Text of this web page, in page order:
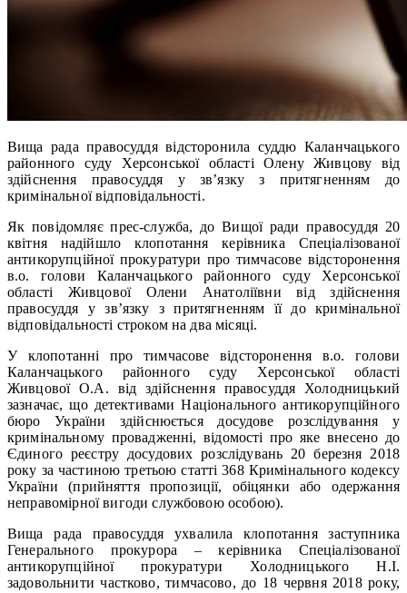
Вища рада правосуддя відсторонила суддю Каланчацького
районного суду Херсонської області Олену Живцову від
здійснення правосуддя у зв’язку з притягненням до
кримінальної відповідальності.
Як повідомляє прес-служба, до Вищої ради правосуддя 20
квітня надійшло клопотання керівника Спеціалізованої
антикорупційної прокуратури про тимчасове відсторонення
в.о. голови Каланчацького районного суду Херсонської
області Живцової Олени Анатоліївни від здійснення
правосуддя у зв’язку з притягненням її до кримінальної
відповідальності строком на два місяці.
У клопотанні про тимчасове відсторонення в.о. голови
Каланчацького районного суду Херсонської області
Живцової О.А. від здійснення правосуддя Холодницький
зазначає, що детективами Національного антикорупційного
бюро України здійснюється досудове розслідування у
кримінальному провадженні, відомості про яке внесено до
Єдиного реєстру досудових розслідувань 20 березня 2018
року за частиною третьою статті 368 Кримінального кодексу
України (прийняття пропозиції, обіцянки або одержання
неправомірної вигоди службовою особою).
Вища рада правосуддя ухвалила клопотання заступника
Генерального прокурора – керівника Спеціалізованої
антикорупційної прокуратури Холодницького Н.І.
задовольнити частково, тимчасово, до 18 червня 2018 року,